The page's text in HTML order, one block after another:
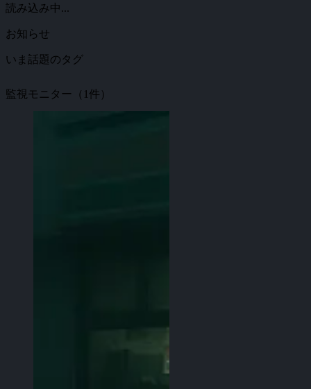
読み込み中...
お知らせ
いま話題のタグ
監視モニター（1件）